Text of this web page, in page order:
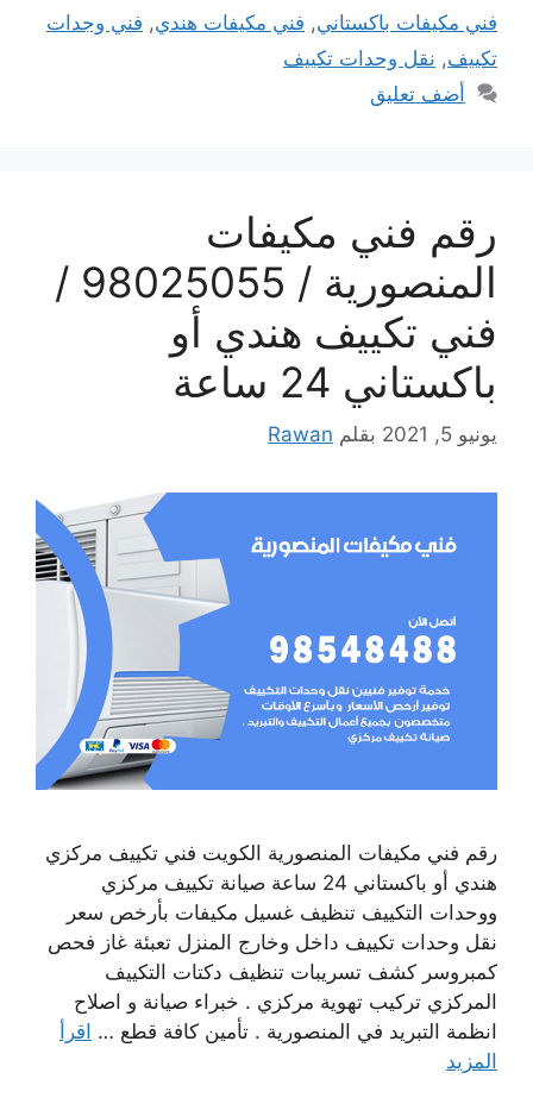
فني مكيفات باكستاني, فني مكيفات هندي, فني وجدات
تكييف, نقل وحدات تكييف
أضف تعليق
رقم فني مكيفات
المنصورية / 98025055 /
فني تكييف هندي أو
باكستاني 24 ساعة
يونيو 5, 2021 بقلم Rawan
رقم فني مكيفات المنصورية الكويت فني تكييف مركزي
هندي أو باكستاني 24 ساعة صيانة تكييف مركزي
ووحدات التكييف تنظيف غسيل مكيفات بأرخص سعر
نقل وحدات تكييف داخل وخارج المنزل تعبئة غاز فحص
كمبروسر كشف تسريبات تنظيف دكتات التكييف
المركزي تركيب تهوية مركزي . خبراء صيانة و اصلاح
انظمة التبريد في المنصورية . تأمين كافة قطع … اقرأ
المزيد